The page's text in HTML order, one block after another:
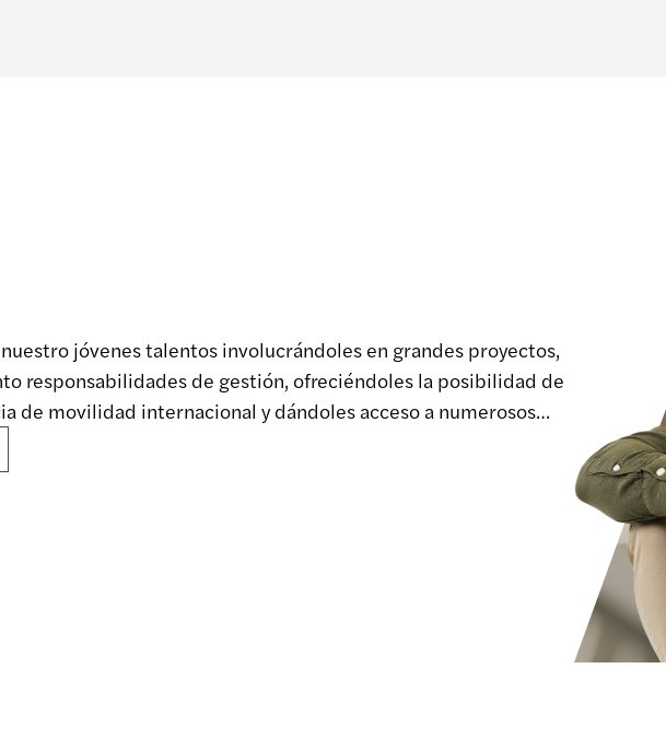
jóvenes talentos involucrándoles en grandes proyectos,
responsabilidades de gestión, ofreciéndoles la posibilidad de
de movilidad internacional y dándoles acceso a numerosos